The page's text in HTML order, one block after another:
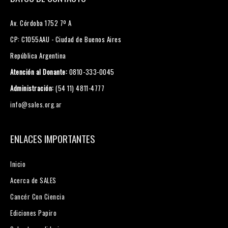
Av. Córdoba 1752 7º A
CP: C1055AAU - Ciudad de Buenos Aires
República Argentina
Atención al Donante: 0810-333-0045
Administración: (54 11) 4811-4777
info@sales.org.ar
ENLACES IMPORTANTES
Inicio
Acerca de SALES
Cancér Con Ciencia
Ediciones Papiro